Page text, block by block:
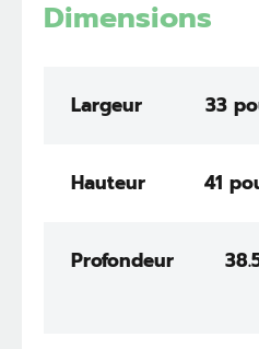
Dimensions
Largeur 33
Hauteur 41
Profondeur